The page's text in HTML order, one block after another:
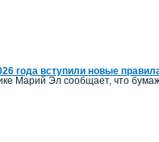
года вступили новые
Марий Эл сообщает, что